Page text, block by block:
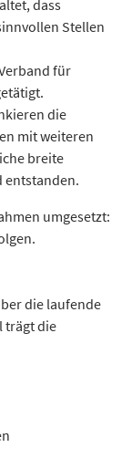
dass
Stellen
für
die
mit weiteren
breite
entstanden.
umgesetzt:
die laufende
trägt die